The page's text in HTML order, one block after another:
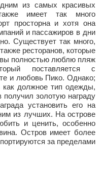
из самых красивых
имеет так много
просторна и хотя она
и пассажиров в дни
Существует так много,
ресторанов, которые
полностью люблю пляж
поставляется с
и любовь Пико. Однако;
должное тип одежды,
золотую награду
установить его на
из лучших. На острове
и ценить, особенно
Остров имеет более
за пределами